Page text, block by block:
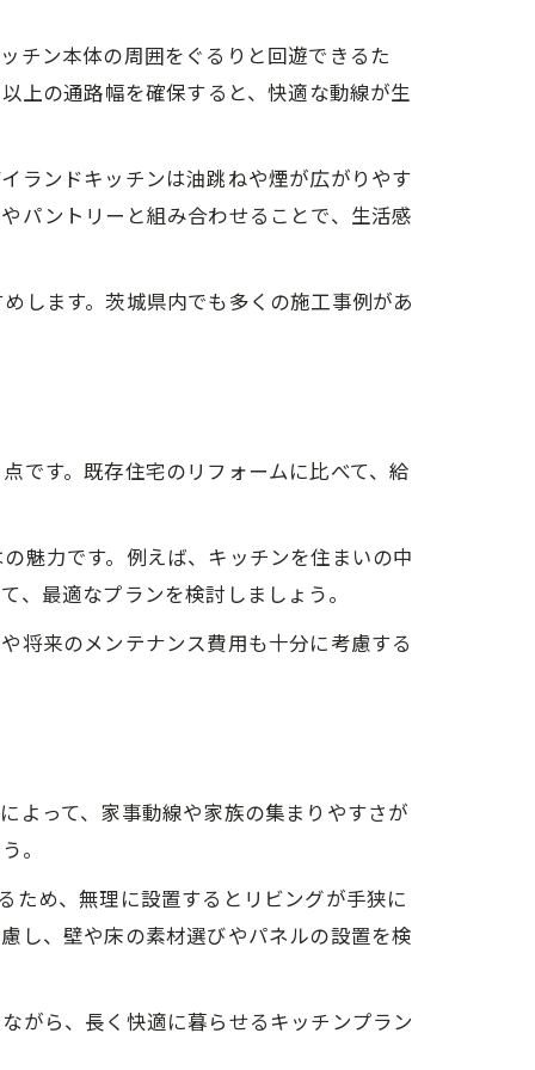
チン本体の周囲をぐるりと回遊できるた
上の通路幅を確保すると、快適な動線が生
ランドキッチンは油跳ねや煙が広がりやす
パントリーと組み合わせることで、生活感
します。茨城県内でも多くの施工事例があ
です。既存住宅のリフォームに比べて、給
魅力です。例えば、キッチンを住まいの中
最適なプランを検討しましょう。
将来のメンテナンス費用も十分に考慮する
よって、家事動線や家族の集まりやすさが
。
ため、無理に設置するとリビングが手狭に
し、壁や床の素材選びやパネルの設置を検
がら、長く快適に暮らせるキッチンプラン